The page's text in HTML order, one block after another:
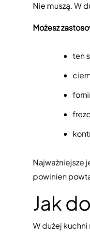
Nie muszą. W
Możesz
ten
Najważniejsze
powinien
Jak
W dużej